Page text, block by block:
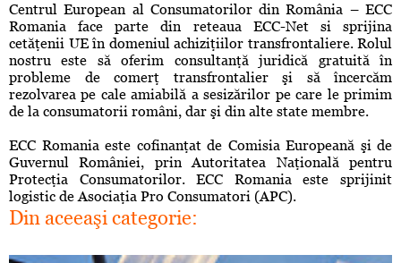
Centrul European al Consumatorilor din România – ECC
Romania face parte din reteaua ECC-Net si sprijina
cetăţenii UE în domeniul achiziţiilor transfrontaliere. Rolul
nostru este să oferim consultanţă juridică gratuită în
probleme de comerţ transfrontalier şi să încercăm
rezolvarea pe cale amiabilă a sesizărilor pe care le primim
de la consumatorii români, dar şi din alte state membre.
ECC Romania este cofinanţat de Comisia Europeană şi de
Guvernul României, prin Autoritatea Naţională pentru
Protecţia Consumatorilor. ECC Romania este sprijinit
logistic de Asociaţia Pro Consumatori (APC).
Din aceeaşi categorie: